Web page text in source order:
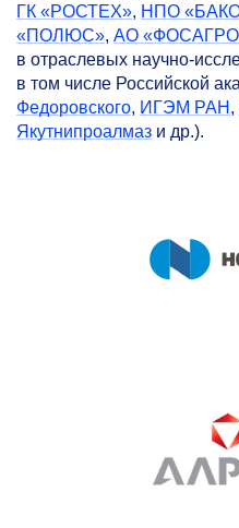
ГК «РОСТЕХ», НПО
«ПОЛЮС», АО
в отраслевых научно-
в том числе Российской
Федоровского, ИГЭМ РАН ,
Якутнипроалмаз и др.).